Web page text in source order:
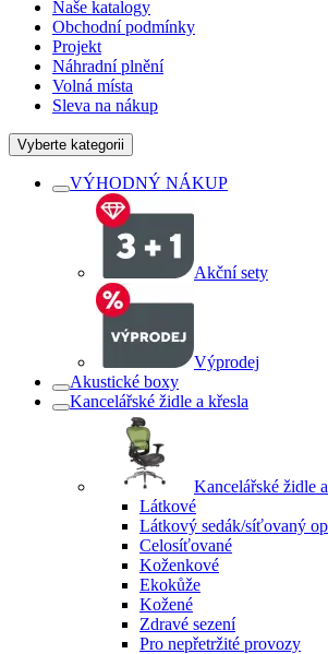
Naše katalogy
Obchodní podmínky
Projekt
Náhradní plnění
Volná místa
Sleva na nákup
Vyberte kategorii
VÝHODNÝ NÁKUP
Akční sety
Výprodej
Akustické boxy
Kancelářské židle a křesla
Kancelářské židle
Látkové
Látkový sedák/síťovaný
Celosíťované
Koženkové
Ekokůže
Kožené
Zdravé sezení
Pro nepřetržité provozy